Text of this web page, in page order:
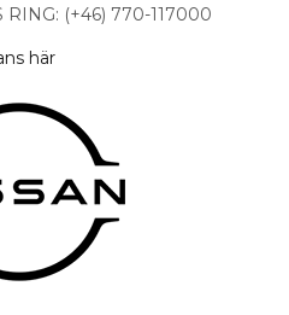
RING: (+46) 770-117000
här